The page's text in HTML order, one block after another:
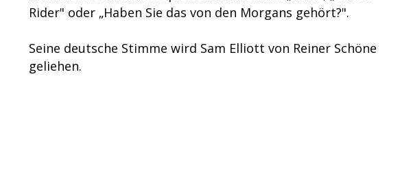
Rider" oder „Haben Sie das von den Morgans gehört?".
Seine deutsche Stimme wird Sam Elliott von Reiner Schöne
geliehen.